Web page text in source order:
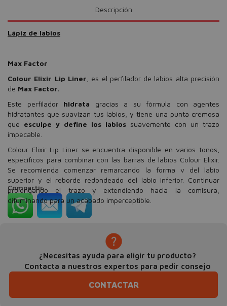
Descripción
Lápiz de labios
Max Factor
Colour Elixir Lip Liner , es el perfilador de labios alta precisión
de Max Factor.
Este perfilador hidrata gracias a su fórmula con agentes
hidratantes que suavizan tus labios, y tiene una punta cremosa
que esculpe y define los labios suavemente con un trazo
impecable.
Colour Elixir Lip Liner se encuentra disponible en varios tonos,
específicos para combinar con las barras de labios Colour Elixir.
Se recomienda comenzar remarcando la forma v del labio
superior y el reborde redondeado del labio inferior. Continuar
prolongando el trazo y extendiendo hacia la comisura,
difuminando para un acabado imperceptible.
Compartir
¿Necesitas ayuda para eligir tu producto?
Contacta a nuestros expertos para pedir consejo
CONTACTAR